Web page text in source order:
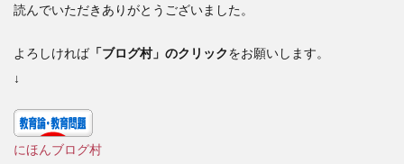
読んでいただきありがとうございました。
よろしければ 「ブログ村」のクリックをお願いします。
↓
にほんブログ村